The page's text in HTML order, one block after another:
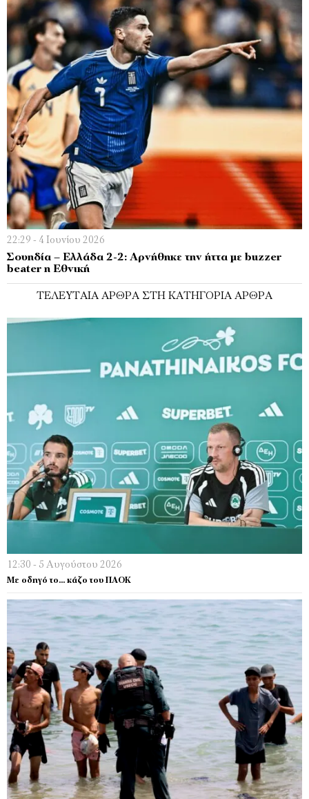
22:29 - 4 Ιουνίου 2026
Σουηδία – Ελλάδα 2-2: Αρνήθηκε την ήττα με buzzer
beater η Εθνική
ΤΕΛΕΥΤΑΊΑ ΆΡΘΡΑ ΣΤΗ ΚΑΤΗΓΟΡΊΑ ΆΡΘΡΑ
12:30 - 5 Αυγούστου 2026
Με οδηγό το… κάζο του ΠΑΟΚ